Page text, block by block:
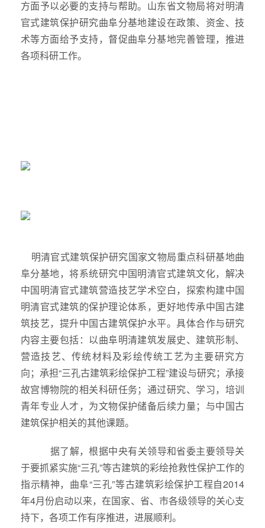
方面予以必要的支持与帮助。山东省文物局将对明清
官式建筑保护研究曲阜分基地建设在政策、资金、技
术等方面给予支持，督促曲阜分基地完善管理，推进
各项科研工作。
明清官式建筑保护研究国家文物局重点科研基地曲
阜分基地，将系统研究中国明清官式建筑文化，解决
中国明清官式建筑营造技艺学术空白，探索构建中国
明清官式建筑的保护理论体系，更好地传承中国古建
筑技艺，提升中国古建筑保护水平。具体合作与研究
内容主要包括：以曲阜明清建筑发展史、建筑形制、
营造技艺、传统材料及彩绘传统工艺为主要研究方
向；承担“三孔古建筑彩绘保护工程”建设与研究；承接
故宫博物院的相关科研任务；通过研究、学习，培训
青年专业人才，为文物保护储备后续力量；与中国古
建筑保护相关的其他课题。
据了解，根据中央有关领导和省委主要领导关
于要抓紧实施“三孔”等古建筑的彩绘抢救性保护工作的
指示精神，曲阜“三孔”等古建筑彩绘保护工程自2014
年4月份启动以来，在国家、省、市各级领导的关心支
持下，各项工作有序推进，进展顺利。